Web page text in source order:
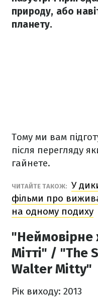
природу, або
планету.
Тому ми вам
після перегляду
гайнете.
ЧИТАЙТЕ ТАКОЖ: У
фільми про
на одному подиху
"Неймовірне
Мітті" / "The
Walter Mitty"
Рік виходу: 2013